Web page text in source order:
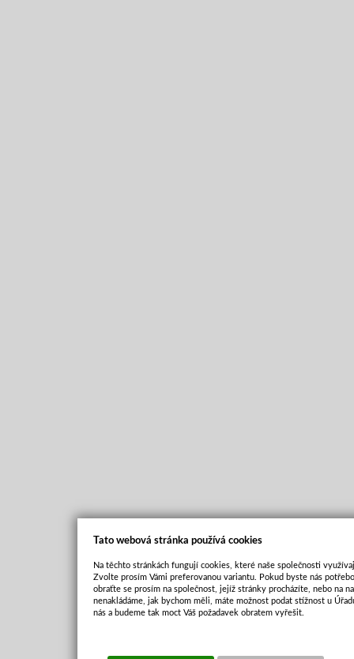
Tato webová stránka používá cookies
Na těchto stránkách fungují cookies, které naše společnosti
Zvolte prosím Vámi preferovanou variantu. Pokud byste nás
obraťte se prosím na společnost, jejíž stránky procházíte, nebo na
nenakládáme, jak bychom měli, máte možnost podat stížnost u
nás a budeme tak moct Váš požadavek obratem vyřešit.